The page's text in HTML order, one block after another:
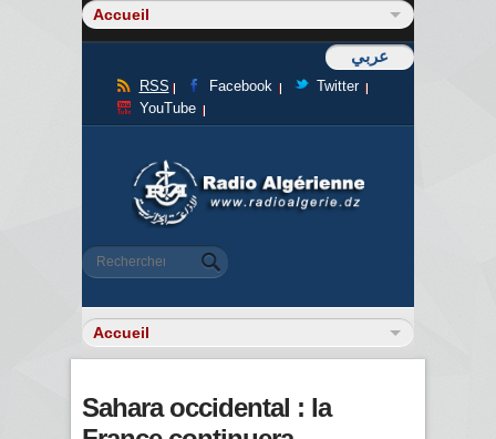
عربي
RSS Facebook
Twitter
YouTube
Formulaire de recherche
Rechercher
Sahara occidental : la